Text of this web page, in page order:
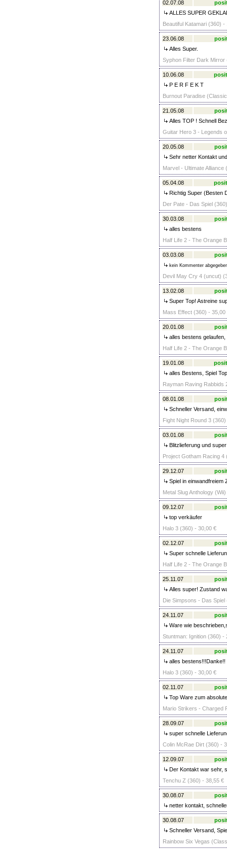
02.07.08
ALLES SUPER
Beautiful Katamari (360) -
23.06.08
Alles Super.
Syphon Filter Dark Mirror
10.06.08
P E R F E K T
Burnout Paradise
21.05.08
Alles TOP ! Schnell
Guitar Hero 3 - Legends
20.05.08
Sehr netter Kontakt
Marvel - Ultimate
05.04.08
Richtig Super (Besten
Der Pate - Das Spiel
30.03.08
alles bestens
Half Life 2 - The Orange
03.03.08
kein Kommenter
Devil May Cry 4 (uncut)
13.02.08
Super Top! Astreine
Mass Effect (360) - 35,00
20.01.08
alles bestens
Half Life 2 - The Orange
19.01.08
alles Bestens, Spiel
Rayman Raving Rabbids
08.01.08
Schneller Versand,
Fight Night Round 3
03.01.08
Blitzlieferung und
Project Gotham Racing 4
29.12.07
Spiel in einwandfreiem
Metal Slug Anthology
09.12.07
top verkäufer
Halo 3 (360) - 30,00 €
02.12.07
Super schnelle
Half Life 2 - The Orange
25.11.07
Alles super! Zustand
Die Simpsons - Das
24.11.07
Ware wie
Stuntman: Ignition (360) -
24.11.07
alles bestens!!!Danke!!
Halo 3 (360) - 30,00 €
02.11.07
Top Ware zum
Mario Strikers - Charged
28.09.07
super schnelle
Colin McRae Dirt (360) -
12.09.07
Der Kontakt war sehr,
Tenchu Z (360) - 38,55 €
30.08.07
netter kontakt,
30.08.07
Schneller Versand,
Rainbow Six Vegas